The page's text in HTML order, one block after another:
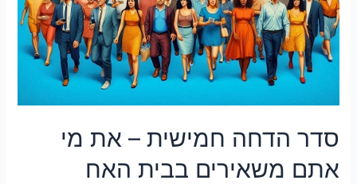
סדר הדחה חמישית – את מי
אתם משאירים בבית האח